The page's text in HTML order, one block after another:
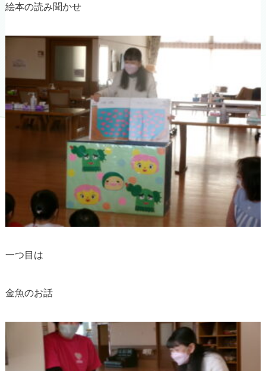
絵本の読み聞かせ
一つ目は
金魚のお話